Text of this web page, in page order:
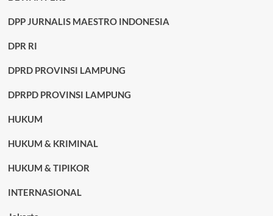
DPP JURNALIS MAESTRO INDONESIA
DPR RI
DPRD PROVINSI LAMPUNG
DPRPD PROVINSI LAMPUNG
HUKUM
HUKUM & KRIMINAL
HUKUM & TIPIKOR
INTERNASIONAL